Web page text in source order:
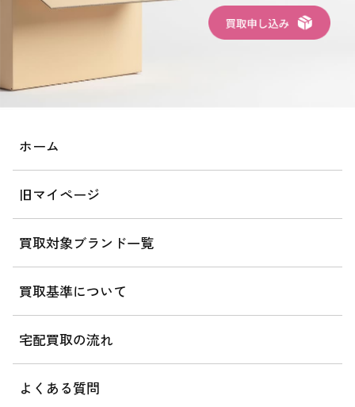
ホーム
旧マイページ
買取対象ブランド一覧
買取基準について
宅配買取の流れ
よくある質問